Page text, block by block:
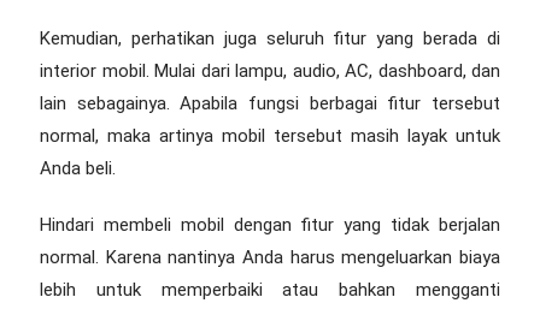
Kemudian, perhatikan juga seluruh fitur yang berada di
interior mobil. Mulai dari lampu, audio, AC, dashboard, dan
lain sebagainya. Apabila fungsi berbagai fitur tersebut
normal, maka artinya mobil tersebut masih layak untuk
Anda beli.
Hindari membeli mobil dengan fitur yang tidak berjalan
normal. Karena nantinya Anda harus mengeluarkan biaya
lebih untuk memperbaiki atau bahkan mengganti